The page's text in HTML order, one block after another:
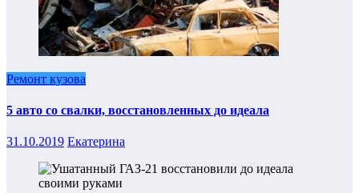
Ремонт кузова
5 авто со свалки, восстановленных до идеала
31.10.2019 Екатерина